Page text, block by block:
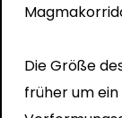
Die Größe
früher um